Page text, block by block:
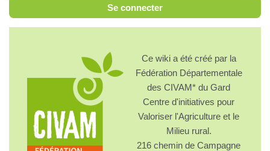
Se connecter
Ce wiki a été créé par la
Fédération Départementale
des CIVAM* du Gard
Centre d'initiatives pour
Valoriser l'Agriculture et le
Milieu rural.
216 chemin de Campagne